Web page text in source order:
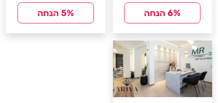
6% הנחה 5% הנחה